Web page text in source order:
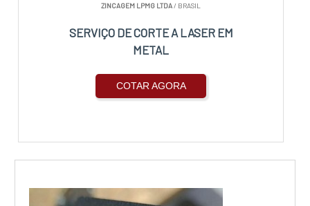
ZINCAGEM LPMG LTDA/ BRASIL
SERVIÇO DE CORTE A LASER EM
METAL
COTAR AGORA